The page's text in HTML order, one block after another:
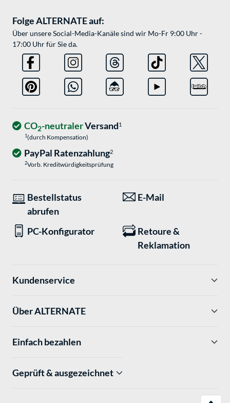
Folge ALTERNATE auf:
Über unsere Social-Media-Kanäle sind wir Mo-Fr 9:00 Uhr -
17:00 Uhr für Sie da.
CO2-neutralerVersand1
1(durch Kompensation)
PayPal Ratenzahlung2
2Vorb. Kreditwürdigkeitsprüfung
Bestellstatus
abrufen
E-Mail
PC-Konfigurator
Retoure &
Reklamation
Kundenservice
Über ALTERNATE
Einfach bezahlen
Geprüft & ausgezeichnet